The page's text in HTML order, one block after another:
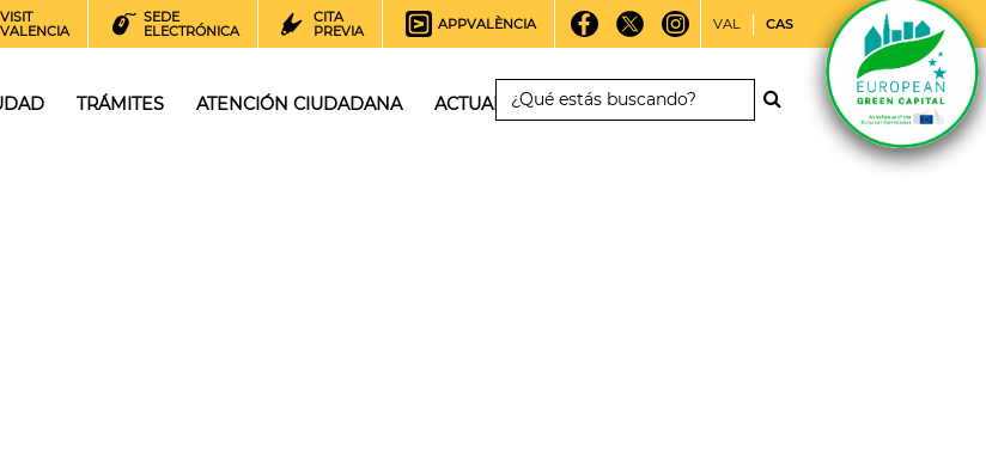
VISIT
VALENCIA
SEDE
ELECTRÓNICA
CITA
PREVIA
APPVALÈNCIA VAL CAS
TRÁMITES ATENCIÓN CIUDADANA ACTUALIDAD